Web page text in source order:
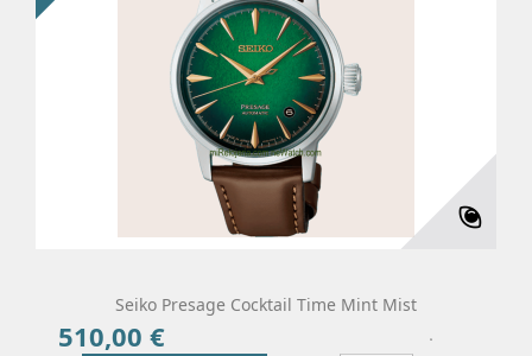
Seiko Presage Cocktail Time Mint Mist
510,00 €